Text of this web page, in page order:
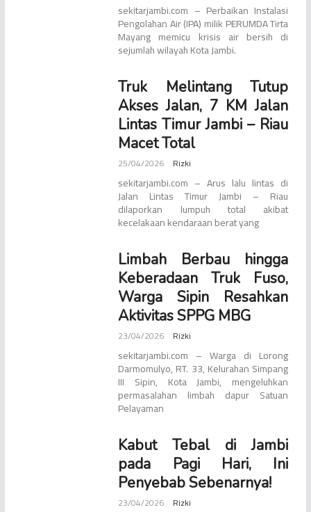
sekitarjambi.com – Perbaikan Instalasi
Pengolahan Air (IPA) milik PERUMDA Tirta
Mayang memicu krisis air bersih di
sejumlah wilayah Kota Jambi.
Truk Melintang Tutup
Akses Jalan, 7 KM Jalan
Lintas Timur Jambi – Riau
Macet Total
25/04/2026 Rizki
sekitarjambi.com – Arus lalu lintas di
Jalan Lintas Timur Jambi – Riau
dilaporkan lumpuh total akibat
kecelakaan kendaraan berat yang
Limbah Berbau hingga
Keberadaan Truk Fuso,
Warga Sipin Resahkan
Aktivitas SPPG MBG
23/04/2026 Rizki
sekitarjambi.com – Warga di Lorong
Darmomulyo, RT. 33, Kelurahan Simpang
III Sipin, Kota Jambi, mengeluhkan
permasalahan limbah dapur Satuan
Pelayaman
Kabut Tebal di Jambi
pada Pagi Hari, Ini
Penyebab Sebenarnya!
23/04/2026 Rizki